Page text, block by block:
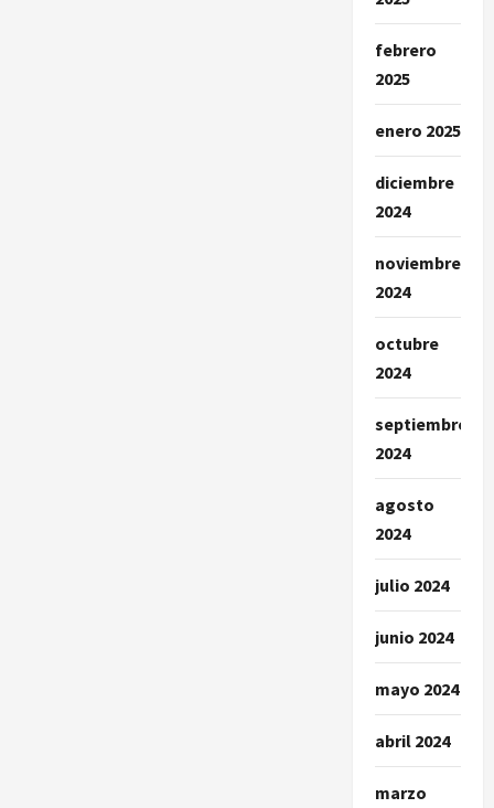
febrero
2025
enero 2025
diciembre
2024
noviembre
2024
octubre
2024
septiembre
2024
agosto
2024
julio 2024
junio 2024
mayo 2024
abril 2024
marzo